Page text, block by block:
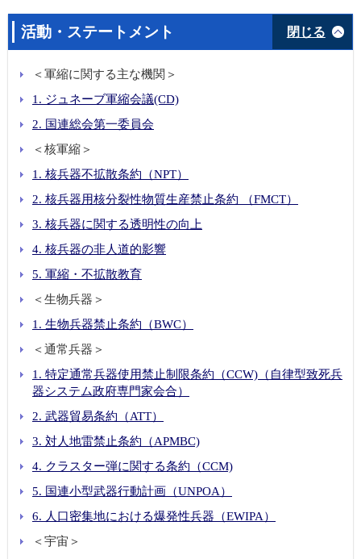
活動・ステートメント 閉じる
＜軍縮に関する主な機関＞
1. ジュネーブ軍縮会議(CD)
2. 国連総会第一委員会
＜核軍縮＞
1. 核兵器不拡散条約（NPT）
2. 核兵器用核分裂性物質生産禁止条約 （FMCT）
3. 核兵器に関する透明性の向上
4. 核兵器の非人道的影響
5. 軍縮・不拡散教育
＜生物兵器＞
1. 生物兵器禁止条約（BWC）
＜通常兵器＞
1. 特定通常兵器使用禁止制限条約（CCW)（自律型致死兵
器システム政府専門家会合）
2. 武器貿易条約（ATT）
3. 対人地雷禁止条約（APMBC)
4. クラスター弾に関する条約（CCM)
5. 国連小型武器行動計画（UNPOA）
6. 人口密集地における爆発性兵器（EWIPA）
＜宇宙＞